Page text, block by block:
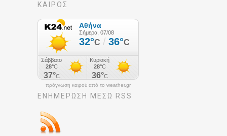
ΚΑΙΡΟΣ
πρόγνωση καιρού από το weather.gr
ΕΝΗΜΈΡΩΣΉ ΜΕΣΩ RSS